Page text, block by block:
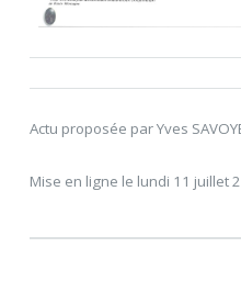
Actu proposée par Yves
Mise en ligne le lundi 11 juillet